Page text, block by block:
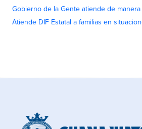
Gobierno de la Gente atiende de
Atiende DIF Estatal a familias en